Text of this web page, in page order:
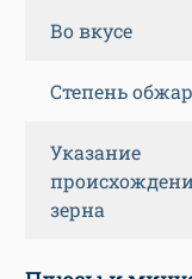
Во вкусе
Степень
Указание
зерна